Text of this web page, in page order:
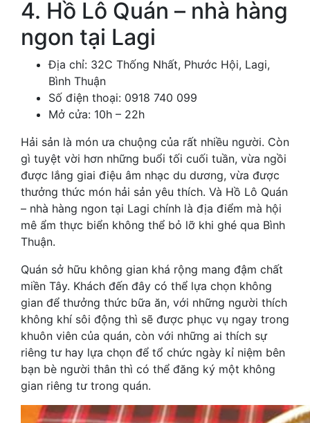
4. Hồ Lô Quán – nhà hàng
ngon tại Lagi
Địa chỉ: 32C Thống Nhất, Phước Hội, Lagi,
Bình Thuận
Số điện thoại: 0918 740 099
Mở cửa: 10h – 22h
Hải sản là món ưa chuộng của rất nhiều người. Còn
gì tuyệt vời hơn những buổi tối cuối tuần, vừa ngồi
được lắng giai điệu âm nhạc du dương, vừa được
thưởng thức món hải sản yêu thích. Và Hồ Lô Quán
– nhà hàng ngon tại Lagi chính là địa điểm mà hội
mê ẩm thực biển không thể bỏ lỡ khi ghé qua Bình
Thuận.
Quán sở hữu không gian khá rộng mang đậm chất
miền Tây. Khách đến đây có thể lựa chọn không
gian để thưởng thức bữa ăn, với những người thích
không khí sôi động thì sẽ được phục vụ ngay trong
khuôn viên của quán, còn với những ai thích sự
riêng tư hay lựa chọn để tổ chức ngày kỉ niệm bên
bạn bè người thân thì có thể đăng ký một không
gian riêng tư trong quán.